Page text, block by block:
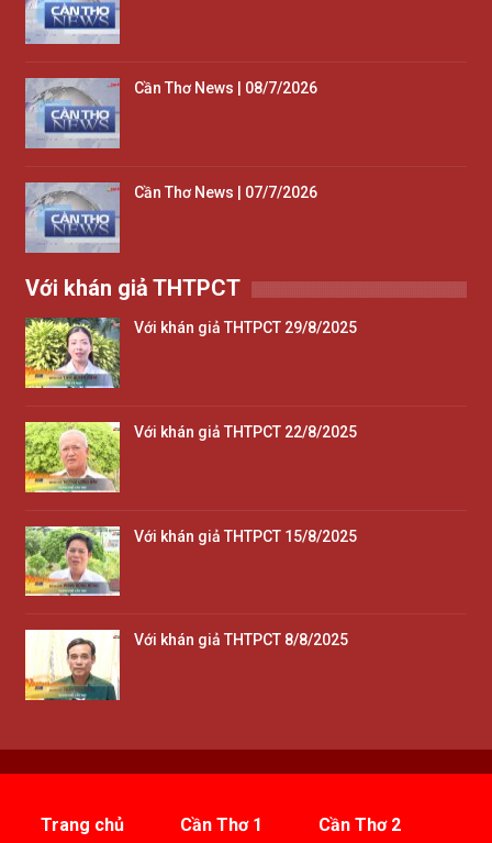
Cần Thơ News | 08/7/2026
Cần Thơ News | 07/7/2026
Với khán giả THTPCT
Với khán giả THTPCT 29/8/2025
Với khán giả THTPCT 22/8/2025
Với khán giả THTPCT 15/8/2025
Với khán giả THTPCT 8/8/2025
Trang chủ Cần Thơ 1 Cần Thơ 2